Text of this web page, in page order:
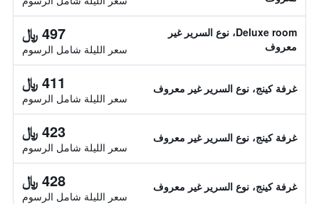
Deluxe room، نوع السرير غير
معروف
497 ﷼
سعر الليلة شامل الرسوم
غرفة كينج، نوع السرير غير معروف 411 ﷼
سعر الليلة شامل الرسوم
غرفة كينج، نوع السرير غير معروف 423 ﷼
سعر الليلة شامل الرسوم
غرفة كينج، نوع السرير غير معروف 428 ﷼
سعر الليلة شامل الرسوم